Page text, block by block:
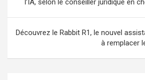
l’article
l’IA, selon le conseiller juridique en
Découvrez le Rabbit R1, le nouvel
à remplacer